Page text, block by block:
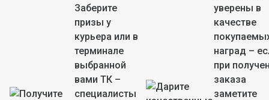
Заберите
призы у
курьера или в
терминале
выбранной
вами ТК –
специалисты
уверены в
качестве
наград –
при
заказа
заметите